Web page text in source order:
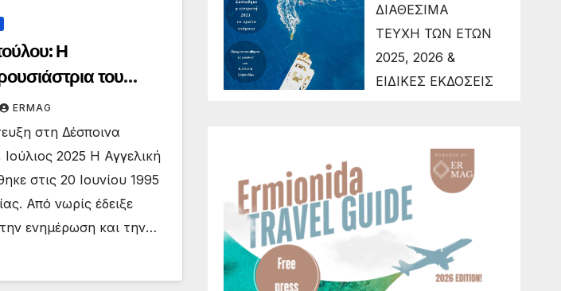
Η
του
στο ER MAG
ERMAG
στη Δέσποινα
2025 Η Αγγελική
στις 20 Ιουνίου 1995
Από νωρίς έδειξε
την ενημέρωση και την…
ΔΙΑΘΕΣΙΜΑ
ΤΕΥΧΗ ΤΩΝ ΕΤΩΝ
2025, 2026 &
ΕΙΔΙΚΕΣ ΕΚΔΟΣΕΙΣ